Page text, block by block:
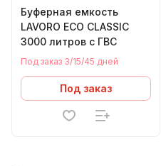
Буферная емкость
LAVORO ECO CLASSIC
3000 литров с ГВС
Под заказ 3/15/45 дней
Под заказ